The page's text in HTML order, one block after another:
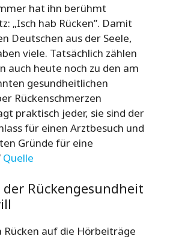
hat ihn berühmt
„Isch hab Rücken”. Damit
Deutschen aus der Seele,
viele. Tatsächlich zählen
auch heute noch zu den am
gesundheitlichen
Rückenschmerzen
praktisch jeder, sie sind der
für einen Arztbesuch und
Gründe für eine
Quelle
der Rückengesundheit
Rücken auf die Hörbeiträge